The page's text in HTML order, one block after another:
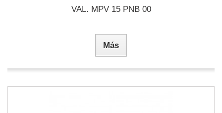
VAL. MPV 15 PNB 00
Más